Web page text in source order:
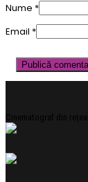
Nume *
Email *
Cinematograf din